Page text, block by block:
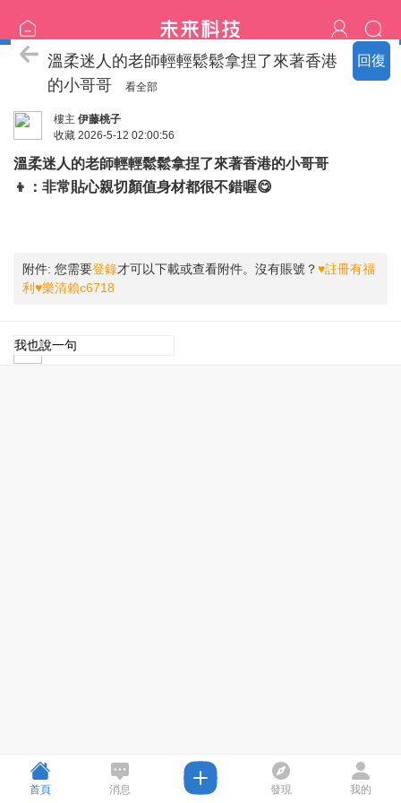
回復
体験談 | 顧客の声
溫柔迷人的老師輕輕鬆鬆拿捏了來著香港
的小哥哥
看全部
樓主 伊藤桃子
收藏 2026-5-12 02:00:56
溫柔迷人的老師輕輕鬆鬆拿捏了來著香港的小哥哥
👦：非常貼心親切顏值身材都很不錯喔😋
附件: 您需要登錄才可以下載或查看附件。沒有賬號？♥註冊有福
利♥樂清賴c6718
首頁 消息 發現 我的